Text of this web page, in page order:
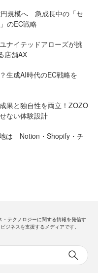
規模へ 急成長中の「セ
のEC戦略
ナイテッドアローズが挑
店舗AX
生成AI時代のEC戦略を
果と独自性を両立！ZOZO
ない体験設計
は Notion・Shopify・チ
・テクノロジーに関する情報を発信す
ジネスを支援するメディアです。